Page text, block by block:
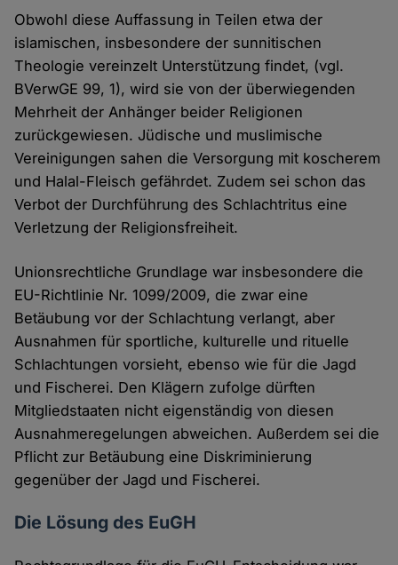
Obwohl diese Auffassung in Teilen etwa der
islamischen, insbesondere der sunnitischen
Theologie vereinzelt Unterstützung findet, (vgl.
BVerwGE 99, 1), wird sie von der überwiegenden
Mehrheit der Anhänger beider Religionen
zurückgewiesen. Jüdische und muslimische
Vereinigungen sahen die Versorgung mit koscherem
und Halal-Fleisch gefährdet. Zudem sei schon das
Verbot der Durchführung des Schlachtritus eine
Verletzung der Religionsfreiheit.
Unionsrechtliche Grundlage war insbesondere die
EU-Richtlinie Nr. 1099/2009, die zwar eine
Betäubung vor der Schlachtung verlangt, aber
Ausnahmen für sportliche, kulturelle und rituelle
Schlachtungen vorsieht, ebenso wie für die Jagd
und Fischerei. Den Klägern zufolge dürften
Mitgliedstaaten nicht eigenständig von diesen
Ausnahmeregelungen abweichen. Außerdem sei die
Pflicht zur Betäubung eine Diskriminierung
gegenüber der Jagd und Fischerei.
Die Lösung des EuGH